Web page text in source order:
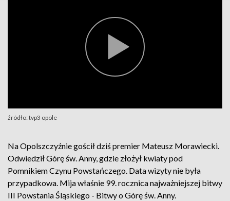
źródło: tvp3 opole
Na Opolszczyźnie gościł dziś premier Mateusz Morawiecki.
Odwiedził Górę św. Anny, gdzie złożył kwiaty pod
Pomnikiem Czynu Powstańczego. Data wizyty nie była
przypadkowa. Mija właśnie 99. rocznica najważniejszej bitwy
III Powstania Śląskiego - Bitwy o Górę św. Anny.